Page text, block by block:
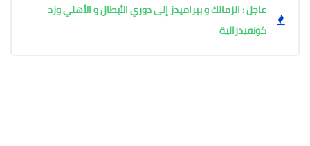
عاجل : الزمالك و بيراميدز إلى دوري الأبطال و الأهلي وزد
كونفيدرالية